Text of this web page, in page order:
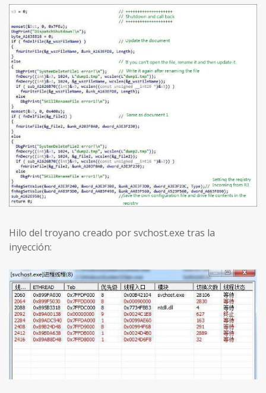
Hilo del troyano creado por svchost.exe tras la
inyección: